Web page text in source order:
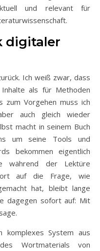
und relevant für
digitaler
Ich weiß zwar, dass
als für Methoden
zum Vorgehen muss ich
auch gleich wieder
macht in seinem Buch
um seine Tools und
bekommen eigentlich
während der Lektüre
auf die Frage, wie
hat, bleibt lange
dagegen sofort auf: Mit
komplexes System aus
Wortmaterials von